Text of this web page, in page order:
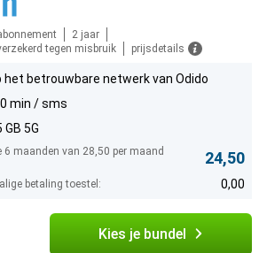
2 jaar
tegen misbruik
prijsdetails
het betrouwbare netwerk van Odido
min / sms
GB 5G
6 maanden van 28,50 per maand
24,50
betaling toestel: 0,00
Kies je bundel